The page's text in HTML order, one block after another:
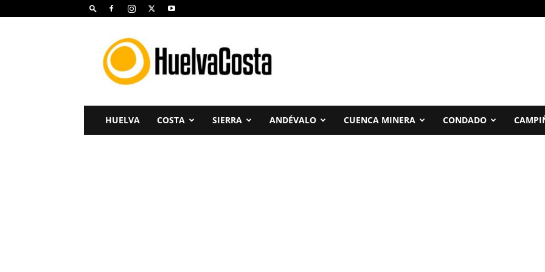
Huelva
Costa
HUELVA COSTA SIERRA ANDÉVALO CUENCA MINERA CONDADO